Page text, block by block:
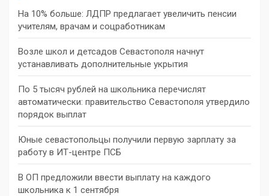
На 10% больше: ЛДПР предлагает увеличить пенсии
учителям, врачам и соцработникам
Возле школ и детсадов Севастополя начнут
устанавливать дополнительные укрытия
По 5 тысяч рублей на школьника перечислят
автоматически: правительство Севастополя утвердило
порядок выплат
Юные севастопольцы получили первую зарплату за
работу в ИТ-центре ПСБ
В ОП предложили ввести выплату на каждого
школьника к 1 сентября